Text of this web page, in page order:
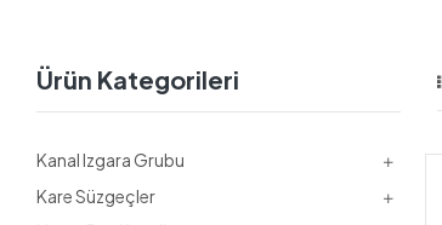
Ürün Kategorileri
Kanal Izgara Grubu
Kare Süzgeçler